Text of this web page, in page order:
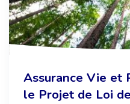
Assurance Vie et
le Projet de Loi